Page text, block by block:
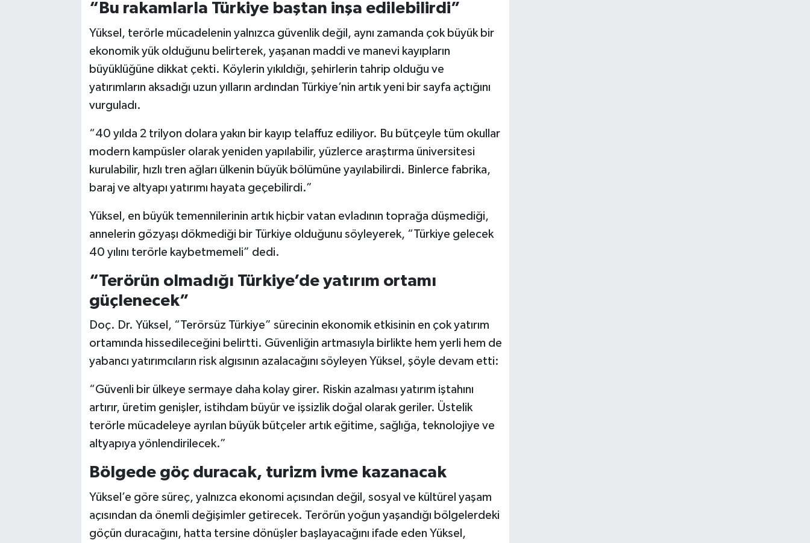
“Bu rakamlarla Türkiye baştan inşa edilebilirdi”
Yüksel, terörle mücadelenin yalnızca güvenlik değil, aynı zamanda çok büyük bir
ekonomik yük olduğunu belirterek, yaşanan maddi ve manevi kayıpların
büyüklüğüne dikkat çekti. Köylerin yıkıldığı, şehirlerin tahrip olduğu ve
yatırımların aksadığı uzun yılların ardından Türkiye’nin artık yeni bir sayfa açtığını
vurguladı.
“40 yılda 2 trilyon dolara yakın bir kayıp telaffuz ediliyor. Bu bütçeyle tüm okullar
modern kampüsler olarak yeniden yapılabilir, yüzlerce araştırma üniversitesi
kurulabilir, hızlı tren ağları ülkenin büyük bölümüne yayılabilirdi. Binlerce fabrika,
baraj ve altyapı yatırımı hayata geçebilirdi.”
Yüksel, en büyük temennilerinin artık hiçbir vatan evladının toprağa düşmediği,
annelerin gözyaşı dökmediği bir Türkiye olduğunu söyleyerek, “Türkiye gelecek
40 yılını terörle kaybetmemeli” dedi.
“Terörün olmadığı Türkiye’de yatırım ortamı
güçlenecek”
Doç. Dr. Yüksel, “Terörsüz Türkiye” sürecinin ekonomik etkisinin en çok yatırım
ortamında hissedileceğini belirtti. Güvenliğin artmasıyla birlikte hem yerli hem de
yabancı yatırımcıların risk algısının azalacağını söyleyen Yüksel, şöyle devam etti:
“Güvenli bir ülkeye sermaye daha kolay girer. Riskin azalması yatırım iştahını
artırır, üretim genişler, istihdam büyür ve işsizlik doğal olarak geriler. Üstelik
terörle mücadeleye ayrılan büyük bütçeler artık eğitime, sağlığa, teknolojiye ve
altyapıya yönlendirilecek.”
Bölgede göç duracak, turizm ivme kazanacak
Yüksel’e göre süreç, yalnızca ekonomi açısından değil, sosyal ve kültürel yaşam
açısından da önemli değişimler getirecek. Terörün yoğun yaşandığı bölgelerdeki
göçün duracağını, hatta tersine dönüşler başlayacağını ifade eden Yüksel,